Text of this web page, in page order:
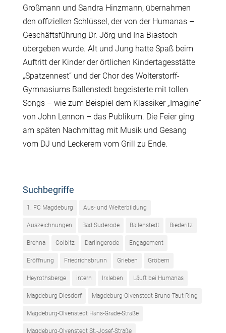
Großmann und Sandra Hinzmann, übernahmen
den offiziellen Schlüssel, der von der Humanas –
Geschäftsführung Dr. Jörg und Ina Biastoch
übergeben wurde. Alt und Jung hatte Spaß beim
Auftritt der Kinder der örtlichen Kindertagesstätte
„Spatzennest“ und der Chor des Wolterstorff-
Gymnasiums Ballenstedt begeisterte mit tollen
Songs – wie zum Beispiel dem Klassiker „Imagine“
von John Lennon – das Publikum. Die Feier ging
am späten Nachmittag mit Musik und Gesang
vom DJ und Leckerem vom Grill zu Ende.
Suchbegriffe
1. FC Magdeburg Aus- und Weiterbildung
Auszeichnungen Bad Suderode Ballenstedt Biederitz
Brehna Colbitz Darlingerode Engagement
Eröffnung Friedrichsbrunn Grieben Gröbern
Heyrothsberge intern Irxleben Läuft bei Humanas
Magdeburg-Diesdorf Magdeburg-Olvenstedt Bruno-Taut-Ring
Magdeburg-Olvenstedt Hans-Grade-Straße
Magdeburg-Olvenstedt St.-Josef-Straße